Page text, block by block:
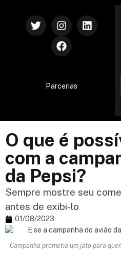
Parcerias
O que é
com a
da Pepsi?
Sempre mostre seu
antes de exibi-lo
01/08/2023
Campanha prometia um jato para